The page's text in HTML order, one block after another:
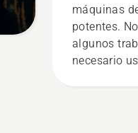
máquinas
potentes.
algunos
necesario